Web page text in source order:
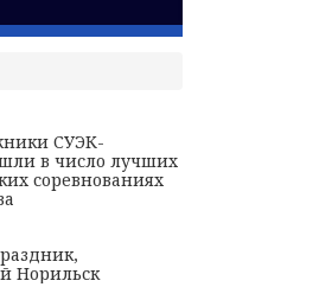
СУЭК-
в число лучших
соревнованиях
Норильск